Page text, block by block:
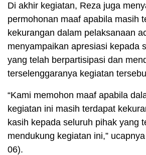
Di akhir kegiatan, Reza juga
permohonan maaf apabila masih
kekurangan dalam pelaksanaan
menyampaikan apresiasi kepada
yang telah berpartisipasi dan
terselenggaranya kegiatan
“Kami memohon maaf apabila
kegiatan ini masih terdapat
kasih kepada seluruh pihak yang
mendukung kegiatan ini,”
06).